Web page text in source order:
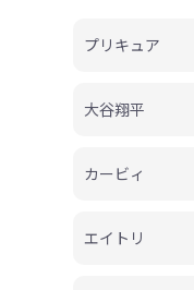
プリキュア
大谷翔平
カービィ
エイトリ